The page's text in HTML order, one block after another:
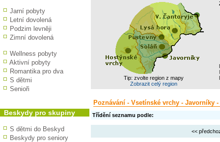
Jarní pobyty
Letní dovolená
Podzim levněji
Zimní dovolená
Wellness pobyty
Aktivní pobyty
Romantika pro dva
S dětmi
Senioři
Beskydy pro skupiny
S dětmi do Beskyd
Beskydy pro seniory
Tip: zvolte region z mapy
Zobrazit celý region
Poznávání - Vsetínské vrchy - Javorníky -
Třídění seznamu podle:
<<